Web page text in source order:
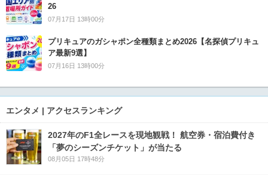
26
07月17日 13時00分
プリキュアのガシャポン全種類まとめ2026【名探偵プリキュ
ア最新9選】
07月16日 13時00分
エンタメ | アクセスランキング
2027年のF1全レースを現地観戦！ 航空券・宿泊費付き
「夢のシーズンチケット」が当たる
08月05日 17時48分